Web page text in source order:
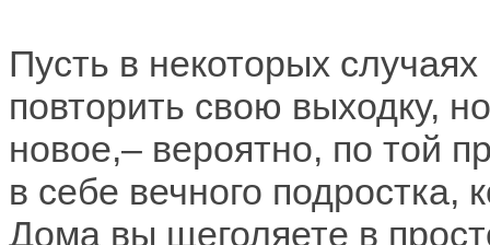
Пусть в некоторых
повторить свою выходку,
новое,– вероятно, по той
в себе вечного
Дома вы щеголяете в